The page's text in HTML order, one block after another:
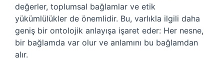
değerler, toplumsal bağlamlar ve etik
yükümlülükler de önemlidir. Bu, varlıkla ilgili daha
geniş bir ontolojik anlayışa işaret eder: Her nesne,
bir bağlamda var olur ve anlamını bu bağlamdan
alır.